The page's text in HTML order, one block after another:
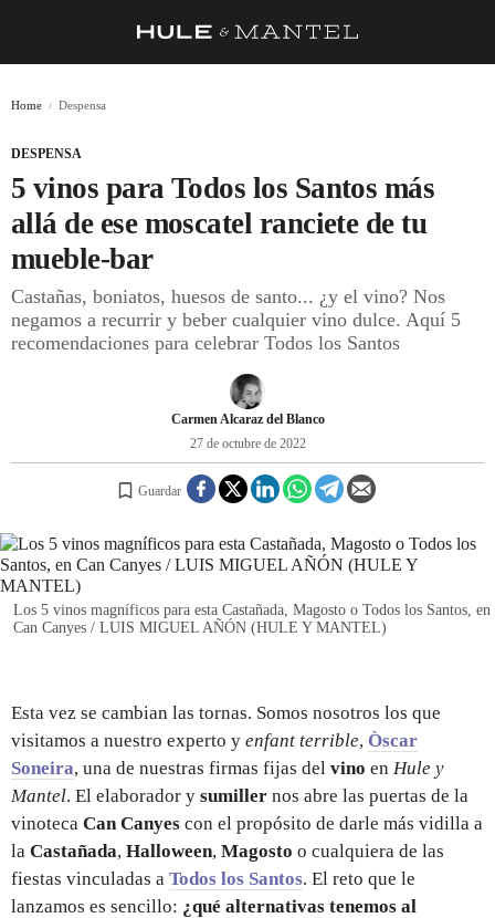
BARRAS Y ESTRELLAS
DÓNDE COMER
ÍDOLOS DE MESAS
CUADERNO DE VIAJE
REGISTRO
INICIAR SESIÓN
Home Despensa
DESPENSA
5 vinos para Todos los Santos más
allá de ese moscatel ranciete de tu
mueble-bar
Castañas, boniatos, huesos de santo... ¿y el vino? Nos
negamos a recurrir y beber cualquier vino dulce. Aquí 5
recomendaciones para celebrar Todos los Santos
Carmen Alcaraz del Blanco
27 de octubre de 2022
Guardar
Los 5 vinos magníficos para esta Castañada, Magosto o Todos los Santos, en
Can Canyes / LUIS MIGUEL AÑÓN (HULE Y MANTEL)
Esta vez se cambian las tornas. Somos nosotros los que
visitamos a nuestro experto y enfant terrible, Òscar
Soneira, una de nuestras firmas fijas del vino en Hule y
Mantel. El elaborador y sumiller nos abre las puertas de la
vinoteca Can Canyes con el propósito de darle más vidilla a
la Castañada, Halloween, Magosto o cualquiera de las
fiestas vinculadas a Todos los Santos. El reto que le
lanzamos es sencillo: ¿qué alternativas tenemos al